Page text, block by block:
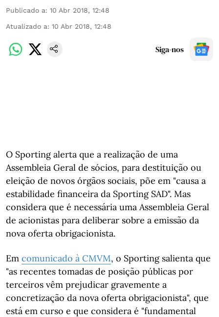
Publicado a: 10 Abr 2018, 12:48
Atualizado a: 10 Abr 2018, 12:48
Siga-nos
O Sporting alerta que a realização de uma
Assembleia Geral de sócios, para destituição ou
eleição de novos órgãos sociais, põe em "causa a
estabilidade financeira da Sporting SAD". Mas
considera que é necessária uma Assembleia Geral
de acionistas para deliberar sobre a emissão da
nova oferta obrigacionista.
Em comunicado à CMVM, o Sporting salienta que
"as recentes tomadas de posição públicas por
terceiros vêm prejudicar gravemente a
concretização da nova oferta obrigacionista", que
está em curso e que considera é "fundamental